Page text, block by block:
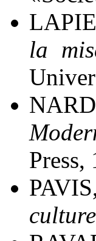
la
Press,